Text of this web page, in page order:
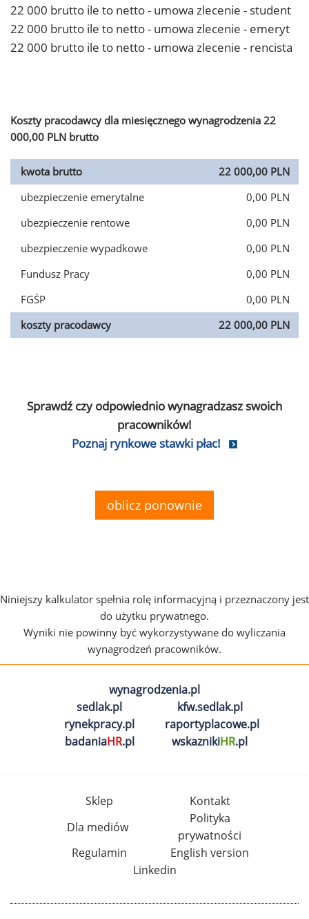
22 000 brutto ile to netto - umowa zlecenie - student
22 000 brutto ile to netto - umowa zlecenie - emeryt
22 000 brutto ile to netto - umowa zlecenie - rencista
Koszty pracodawcy dla miesięcznego wynagrodzenia 22
000,00 PLN brutto
kwota brutto
22 000,00 PLN
ubezpieczenie emerytalne
0,00 PLN
ubezpieczenie rentowe
0,00 PLN
ubezpieczenie wypadkowe
0,00 PLN
Fundusz Pracy
0,00 PLN
FGŚP
0,00 PLN
koszty pracodawcy
22 000,00 PLN
Sprawdź czy odpowiednio wynagradzasz swoich
pracowników!
Poznaj rynkowe stawki płac!
oblicz ponownie
Niniejszy kalkulator spełnia rolę informacyjną i przeznaczony jest
do użytku prywatnego.
Wyniki nie powinny być wykorzystywane do wyliczania
wynagrodzeń pracowników.
wynagrodzenia.pl
sedlak.pl
kfw.sedlak.pl
rynekpracy.pl
raportyplacowe.pl
badaniaHR.pl wskaznikiHR.pl
Sklep
Kontakt
Dla mediów
Polityka
prywatności
Regulamin
English version
Linkedin